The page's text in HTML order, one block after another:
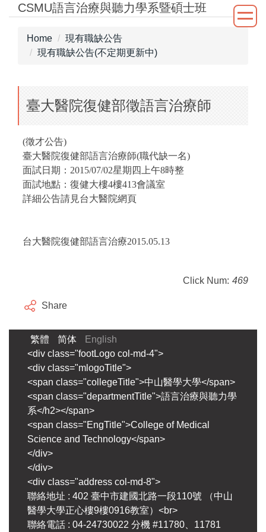
JumpCSMU語言治療與聽力學系暨碩士班
Home
現有職缺公告
現有職缺公告(不定期更新中)
臺大醫院復健部徵語言治療師
(徵才公告)
臺大醫院復健部語言治療師(職代缺一名)
面試日期： 2015/07/02星期四 上午8時整
面試地點：復健大樓4樓413會議室
詳細公告請見台大醫院網頁
台大醫院復健部語言治療2015.05.13
Click Num: 469
Share
繁體 简体
English
<div class="footLogo col-md-4">
<div class="mlogoTitle">
<span class="collegeTitle">中山醫學大學</span>
<span class="departmentTitle">語言治療與聽力學
系</h2></span>
<span class="EngTitle">College of Medical
Science and Technology</span>
</div>
</div>
<div class="address col-md-8">
聯絡地址 : 402 臺中市建國北路一段110號 （中山
醫學大學正心樓9樓0916教室）<br>
聯絡電話 : 04-24730022 分機 #11780、11781